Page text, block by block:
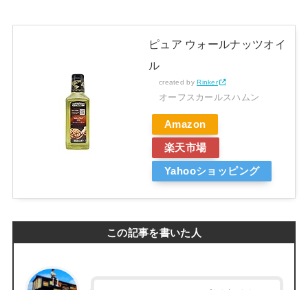
ピュア ウォールナッツオイ
ル
created by Rinker
オーフスカールスハムン
Amazon
楽天市場
Yahooショッピング
この記事を書いた人